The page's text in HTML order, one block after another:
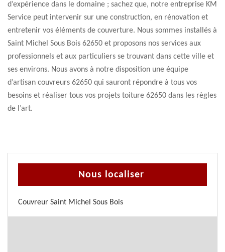
d’expérience dans le domaine ; sachez que, notre entreprise KM
Service peut intervenir sur une construction, en rénovation et
entretenir vos éléments de couverture. Nous sommes installés à
Saint Michel Sous Bois 62650 et proposons nos services aux
professionnels et aux particuliers se trouvant dans cette ville et
ses environs. Nous avons à notre disposition une équipe
d’artisan couvreurs 62650 qui sauront répondre à tous vos
besoins et réaliser tous vos projets toiture 62650 dans les règles
de l’art.
Nous localiser
Couvreur Saint Michel Sous Bois